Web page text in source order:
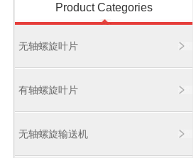
Product Categories
无轴螺旋叶片
有轴螺旋叶片
无轴螺旋输送机